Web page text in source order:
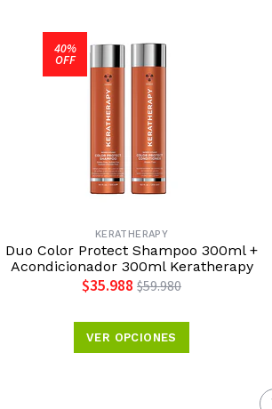
40%
OFF
KERATHERAPY
Duo Color Protect Shampoo 300ml +
Acondicionador 300ml Keratherapy
$35.988 $59.980
VER OPCIONES